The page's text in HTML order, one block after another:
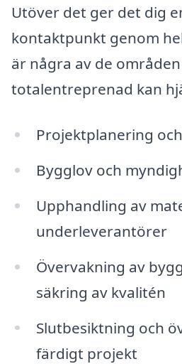
Utöver det ger det dig
kontaktpunkt genom
är några av de
totalentreprenad kan
Projektplanering
Bygglov och
Upphandling av
underleverantörer
Övervakning av
säkring av kvalitén
Slutbesiktning och
färdigt projekt